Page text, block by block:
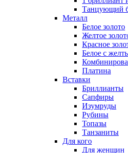
Танцующий
Металл
Белое золото
Желтое
Красное
Белое с
Платина
Вставки
Бриллианты
Сапфиры
Изумруды
Рубины
Топазы
Танзаниты
Для кого
Для женщин